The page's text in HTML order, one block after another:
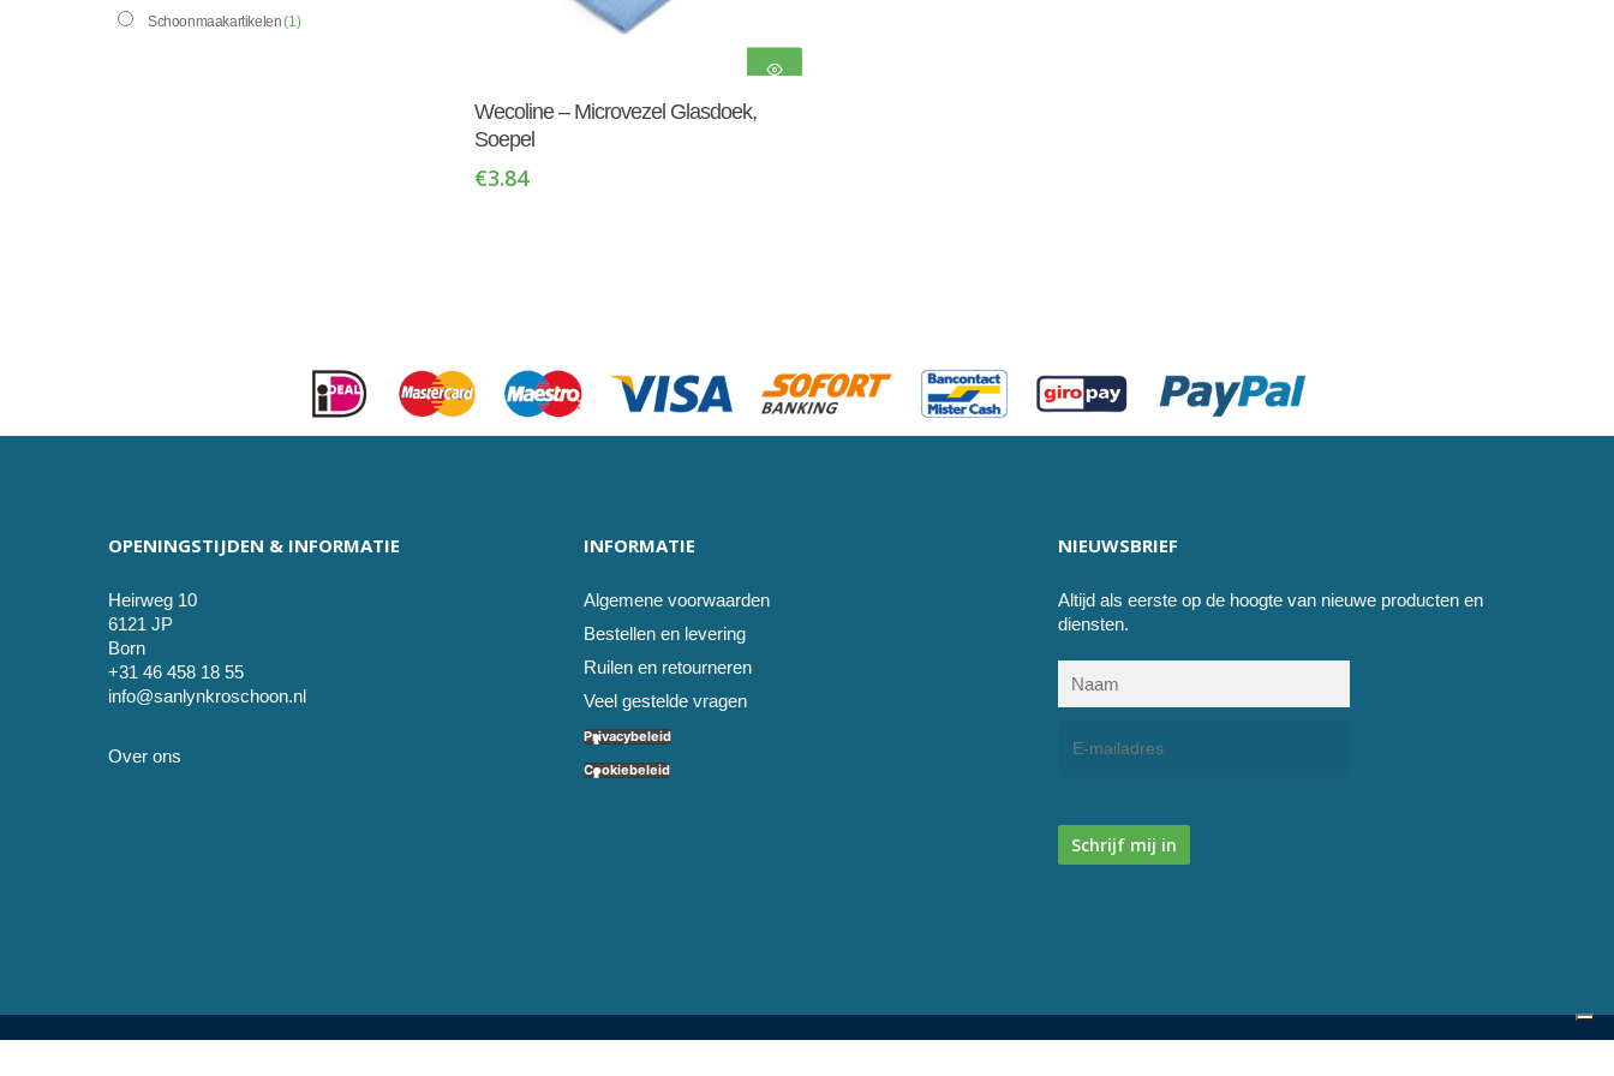
Schoonmaakartikelen(1)
Toevoegen Aan
Wecoline – Microvezel Glasdoek,
Soepel
€3.84
OPENINGSTIJDEN & INFORMATIE
Heirweg 10
6121 JP
Born
+31 46 458 18 55
info@sanlynkroschoon.nl
Over ons
INFORMATIE
Algemene voorwaarden
Bestellen en levering
Ruilen en retourneren
Veel gestelde vragen
Privacybeleid
Cookiebeleid
NIEUWSBRIEF
Altijd als eerste op de hoogte van nieuwe producten en
diensten.
Schrijf mij in